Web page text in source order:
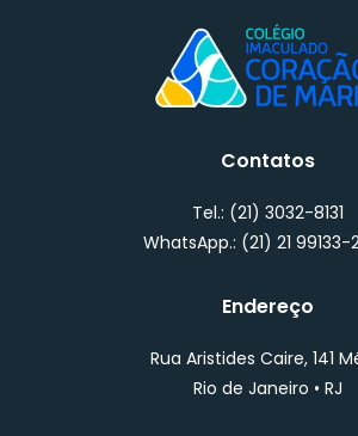
Contatos
Tel.: (21) 3032-8131
WhatsApp.: (21) 21
Endereço
Rua Aristides Caire, 141
Rio de Janeiro • RJ